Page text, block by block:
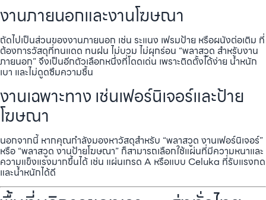
งานภายนอกและงานโฆษณา
ถัดไปเป็นส่วนของงานภายนอก เช่น ระแนง เฟรมป้าย หรือผนังต่อเติม ที่
ต้องการวัสดุที่ทนแดด ทนฝน ไม่บวม ไม่ผุกร่อน “พลาสวูด สำหรับงาน
ภายนอก” จึงเป็นอีกตัวเลือกหนึ่งที่โดดเด่น เพราะติดตั้งได้ง่าย น้ำหนัก
เบา และไม่ดูดซึมความชื้น
งานเฉพาะทาง เช่นเฟอร์นิเจอร์และป้าย
โฆษณา
นอกจากนี้ หากคุณกำลังมองหาวัสดุสำหรับ “พลาสวูด งานเฟอร์นิเจอร์”
หรือ “พลาสวูด งานป้ายโฆษณา” ก็สามารถเลือกใช้แผ่นที่มีความหนาและ
ความแข็งแรงมากขึ้นได้ เช่น แผ่นเกรด A หรือแบบ Celuka ที่รับแรงกด
และน้ำหนักได้ดี